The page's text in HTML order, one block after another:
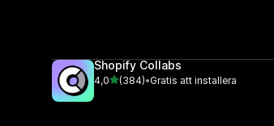
Shopify Collabs
4,0av 5 stjärnor
(384)
384 recensioner totalt
•Gratis att installera